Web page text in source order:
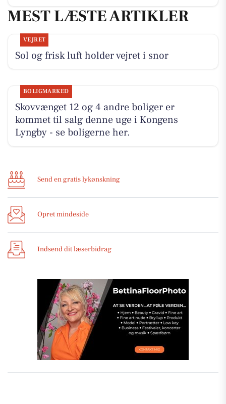
MEST LÆSTE ARTIKLER
VEJRET
Sol og frisk luft holder vejret i snor
BOLIGMARKED
Skovvænget 12 og 4 andre boliger er
kommet til salg denne uge i Kongens
Lyngby - se boligerne her.
Send en gratis lykønskning
Opret mindeside
Indsend dit læserbidrag